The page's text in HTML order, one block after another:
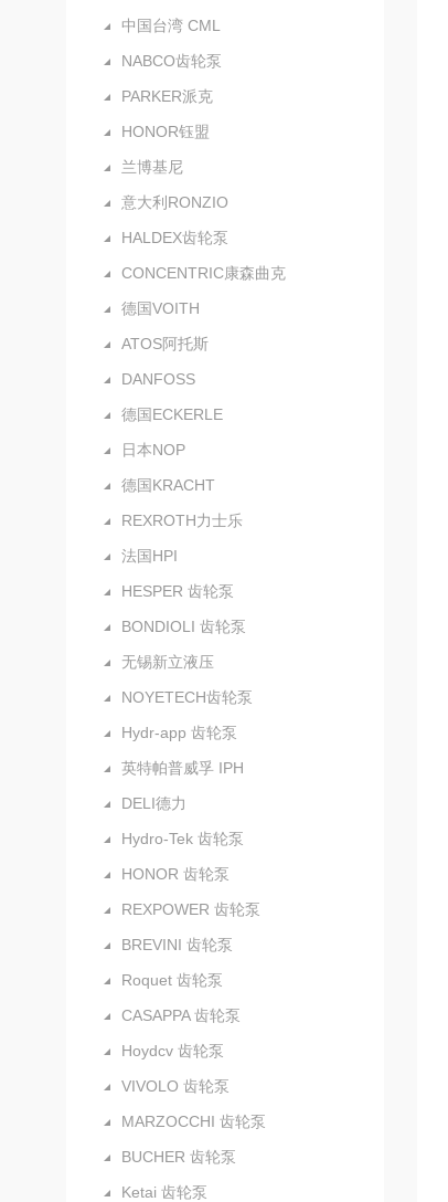
中国台湾 CML
NABCO齿轮泵
PARKER派克
HONOR钰盟
兰博基尼
意大利RONZIO
HALDEX齿轮泵
CONCENTRIC康森曲克
德国VOITH
ATOS阿托斯
DANFOSS
德国ECKERLE
日本NOP
德国KRACHT
REXROTH力士乐
法国HPI
HESPER 齿轮泵
BONDIOLI 齿轮泵
无锡新立液压
NOYETECH齿轮泵
Hydr-app 齿轮泵
英特帕普威孚 IPH
DELI德力
Hydro-Tek 齿轮泵
HONOR 齿轮泵
REXPOWER 齿轮泵
BREVINI 齿轮泵
Roquet 齿轮泵
CASAPPA 齿轮泵
Hoydcv 齿轮泵
VIVOLO 齿轮泵
MARZOCCHI 齿轮泵
BUCHER 齿轮泵
Ketai 齿轮泵